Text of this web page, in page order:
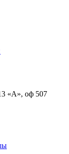
«А», оф 507